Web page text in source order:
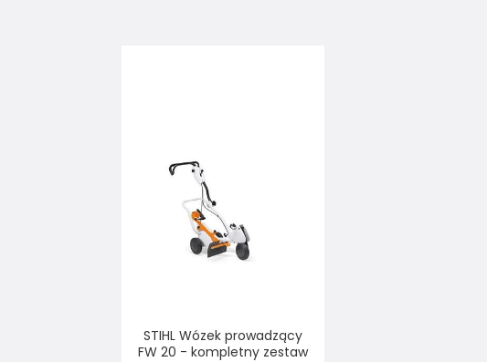
STIHL Wózek prowadzący
FW 20 - kompletny zestaw